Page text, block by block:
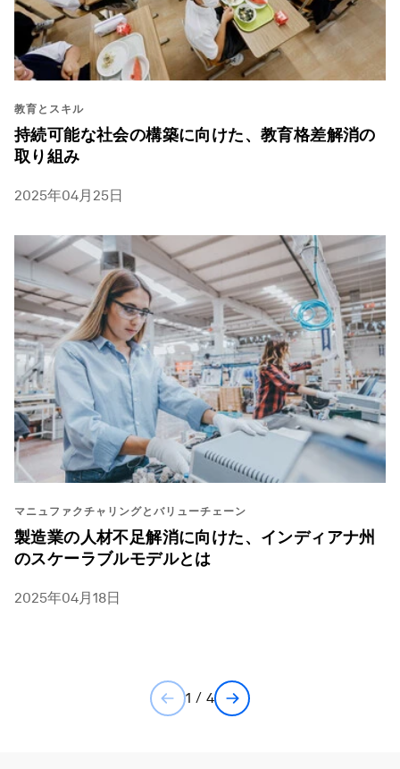
教育とスキル
持続可能な社会の構築に向けた、教育格差解消の
取り組み
2025年04月25日
マニュファクチャリングとバリューチェーン
製造業の人材不足解消に向けた、インディアナ州
のスケーラブルモデルとは
2025年04月18日
1 / 4